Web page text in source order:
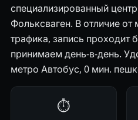
специализированный
Фольксваген. В отличие от
трафика, запись проходит
принимаем день-в-день.
метро Автобус, 0 мин.
⏱